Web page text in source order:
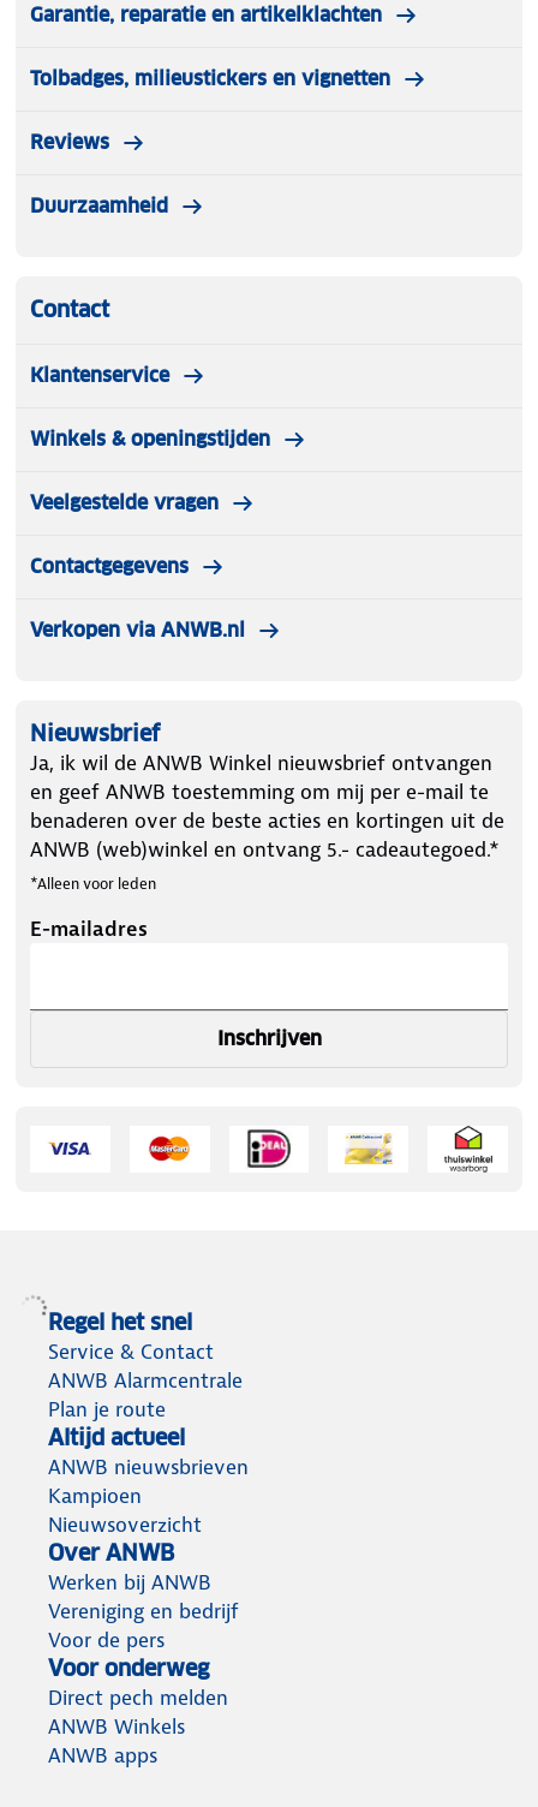
Garantie, reparatie en artikelklachten
Tolbadges, milieustickers en vignetten
Reviews
Duurzaamheid
Contact
Klantenservice
Winkels & openingstijden
Veelgestelde vragen
Contactgegevens
Verkopen via ANWB.nl
Nieuwsbrief
Ja, ik wil de ANWB Winkel nieuwsbrief ontvangen
en geef ANWB toestemming om mij per e-mail te
benaderen over de beste acties en kortingen uit de
ANWB (web)winkel en ontvang 5.- cadeautegoed.*
*Alleen voor leden
E-mailadres
Inschrijven
Regel het snel
Service & Contact
ANWB Alarmcentrale
Plan je route
Altijd actueel
ANWB nieuwsbrieven
Kampioen
Nieuwsoverzicht
Over ANWB
Werken bij ANWB
Vereniging en bedrijf
Voor de pers
Voor onderweg
Direct pech melden
ANWB Winkels
ANWB apps